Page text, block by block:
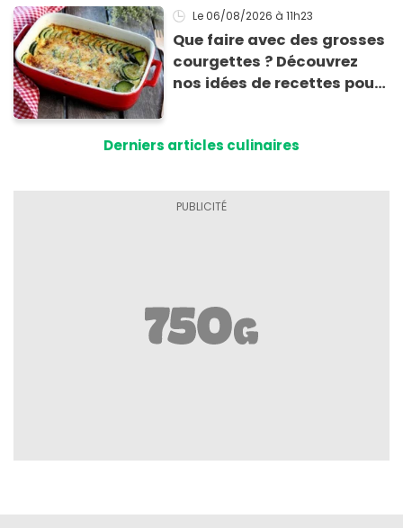
Le 06/08/2026 à 11h23
Que faire avec des grosses
courgettes ? Découvrez
nos idées de recettes pour
Derniers articles culinaires